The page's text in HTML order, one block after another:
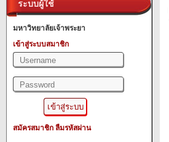
ระบบผู้ใช้
มหาวิทยาลัยเจ้าพระยา
เข้าสู่ระบบสมาชิก
สมัครสมาชิก ลืมรหัสผ่าน